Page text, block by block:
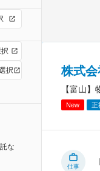
択
な
株式
【富山
New 正
仕事